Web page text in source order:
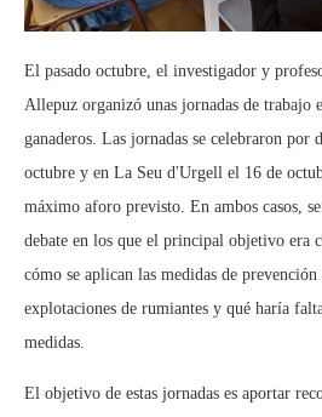
El pasado octubre, el investigador y
Allepuz organizó unas jornadas de trabajo
ganaderos. Las jornadas se celebraron por
octubre y en La Seu d'Urgell el 16 de
máximo aforo previsto. En ambos casos,
debate en los que el principal objetivo era
cómo se aplican las medidas de prevención
explotaciones de rumiantes y qué haría
medidas.
El objetivo de estas jornadas es aportar